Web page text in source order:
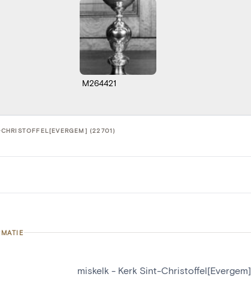
M264421
(22701)
miskelk - Kerk Sint-Christoffel[Evergem]